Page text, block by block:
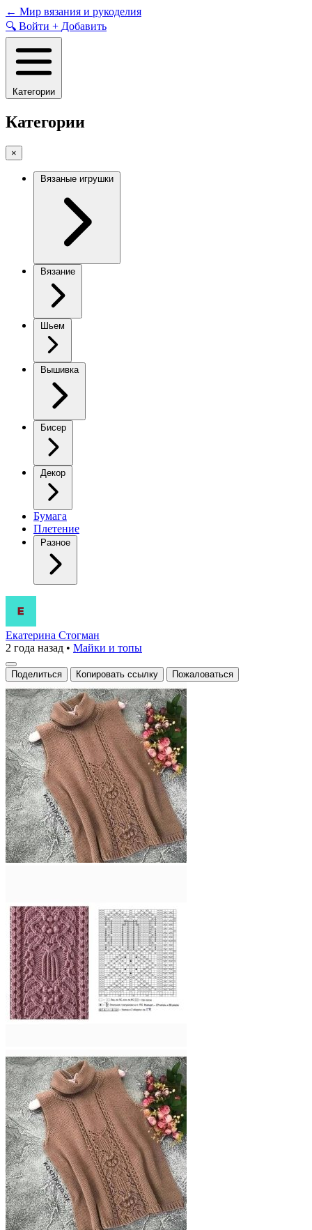
Skip
to
content
← Мир вязания и рукоделия
🔍 Войти + Добавить
Категории
Категории
×
Вязаные игрушки
Вязание
Шьем
Вышивка
Бисер
Декор
Бумага
Плетение
Разное
Вязаный
женский
жилет
Екатерина Стогман
2 года назад • Майки и топы
Поделиться Копировать ссылку Пожаловаться